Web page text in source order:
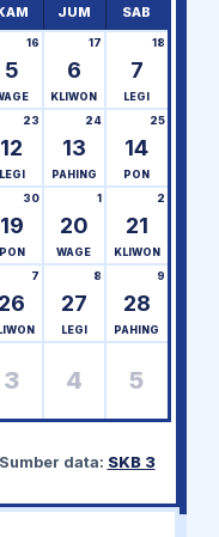
JUM SAB
5
16
6
17
KLIWON
7
18
LEGI
12
23
LEGI
13
24
PAHING
14
25
PON
19
30
PON
20
1
WAGE
21
2
KLIWON
26
7
27
8
LEGI
28
9
PAHING
3 4 5
Sumber data: SKB 3